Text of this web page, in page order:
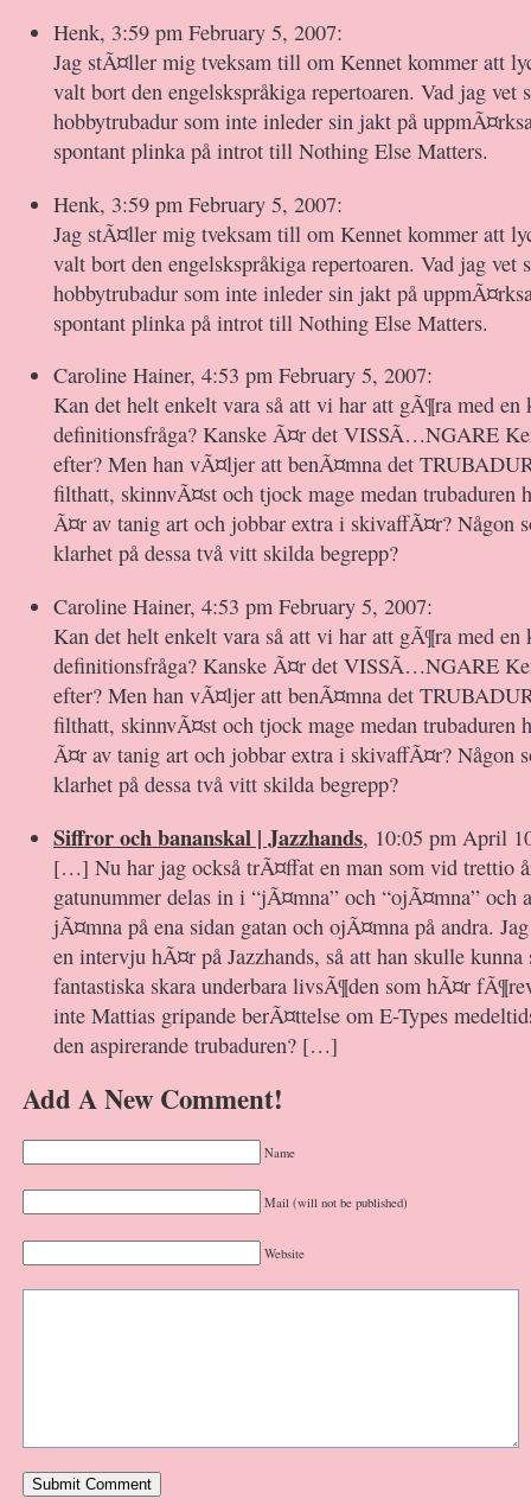
Henk, 3:59 pm February 5, 2007:
Jag stÃ¤ller mig tveksam till om Kennet kommer att
valt bort den engelskspråkiga repertoaren. Vad jag vet
hobbytrubadur som inte inleder sin jakt på
spontant plinka på introt till Nothing Else Matters.
Henk, 3:59 pm February 5, 2007:
Jag stÃ¤ller mig tveksam till om Kennet kommer att
valt bort den engelskspråkiga repertoaren. Vad jag vet
hobbytrubadur som inte inleder sin jakt på
spontant plinka på introt till Nothing Else Matters.
Caroline Hainer, 4:53 pm February 5, 2007:
Kan det helt enkelt vara så att vi har att gÃ¶ra med en
definitionsfråga? Kanske Ã¤r det VISSÃ…NGARE
efter? Men han vÃ¤ljer att benÃ¤mna det
filthatt, skinnvÃ¤st och tjock mage medan trubaduren
Ã¤r av tanig art och jobbar extra i skivaffÃ¤r? Någon
klarhet på dessa två vitt skilda begrepp?
Caroline Hainer, 4:53 pm February 5, 2007:
Kan det helt enkelt vara så att vi har att gÃ¶ra med en
definitionsfråga? Kanske Ã¤r det VISSÃ…NGARE
efter? Men han vÃ¤ljer att benÃ¤mna det
filthatt, skinnvÃ¤st och tjock mage medan trubaduren
Ã¤r av tanig art och jobbar extra i skivaffÃ¤r? Någon
klarhet på dessa två vitt skilda begrepp?
Siffror och bananskal | Jazzhands, 10:05 pm April
[…] Nu har jag också trÃ¤ffat en man som vid trettio
gatunummer delas in i “jÃ¤mna” och “ojÃ¤mna” och
jÃ¤mna på ena sidan gatan och ojÃ¤mna på andra.
en intervju hÃ¤r på Jazzhands, så att han skulle
fantastiska skara underbara livsÃ¶den som hÃ¤r
inte Mattias gripande berÃ¤ttelse om E-Types
den aspirerande trubaduren? […]
Add A New Comment!
Name
Mail (will not be published)
Website